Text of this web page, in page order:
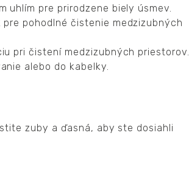
uhlím pre prirodzene biely úsmev.
pohodlné čistenie medzizubných
pri čistení medzizubných priestorov.
alebo do kabelky.
zuby a ďasná, aby ste dosiahli